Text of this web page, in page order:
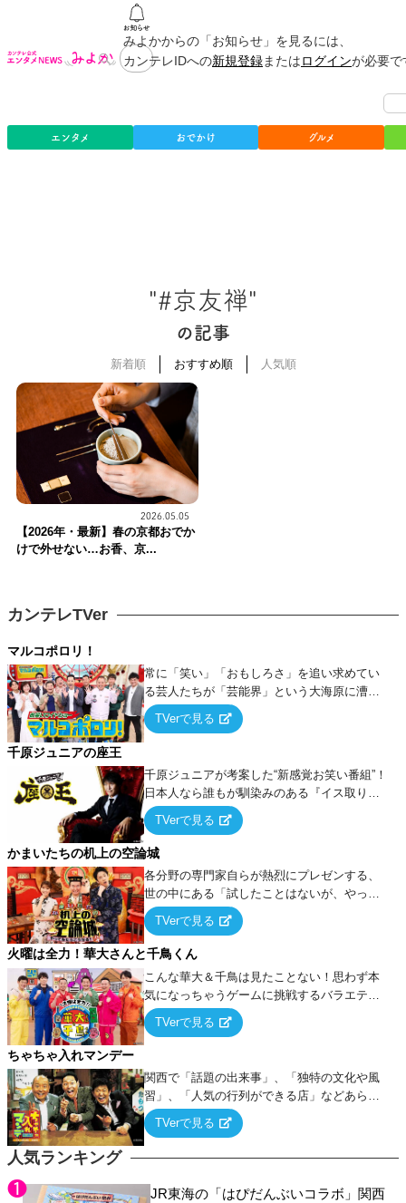
みよかからの「お知らせ」を見るには、
カンテレIDへの新規登録またはログインが必要
エンタメ おでかけ グルメ
"#京友禅"
の記事
新着順 おすすめ順 人気順
2026.05.05
【2026年・最新】春の京都おでか
けで外せない…お香、京...
人気ランキング
JR東海の「はぴだんぶいコラボ」関西
カンテレTVer
マルコポロリ！
常に「笑い」「おもしろさ」を追い求めてい
る芸人たちが「芸能界」という大海原に漕ぎ
出でて、新たなオモシロ人間を発掘する！
TVerで見る
千原ジュニアの座王
千原ジュニアが考案した“新感覚お笑い番組”！
日本人なら誰もが馴染みのある『イス取りゲ
ーム』をベースに、大喜利・ギャグ・モノボ
ケ・歌…など様々なお題で芸人がショートネ
タを競い合う！
TVerで見る
かまいたちの机上の空論城
各分野の専門家自らが熱烈にプレゼンする、
世の中にある「試したことはないが、やって
みたらこうなる！…ハズ」という“机上の空
論”に若手芸人らがカラダを張って挑む！
TVerで見る
火曜は全力！華大さんと千鳥くん
こんな華大＆千鳥は見たことない！思わず本
気になっちゃうゲームに挑戦するバラエティ
ー！
TVerで見る
ちゃちゃ入れマンデー
関西で「話題の出来事」、「独特の文化や風
習」、「人気の行列ができる店」などあらゆ
るテーマについて好き放題にちゃちゃを入れ
ていく関西色を前面に押し出したトークバラ
TVerで見る